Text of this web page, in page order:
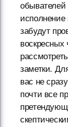
обывателей
исполнение
забудут
воскресных
заметки.
вас не
почти все